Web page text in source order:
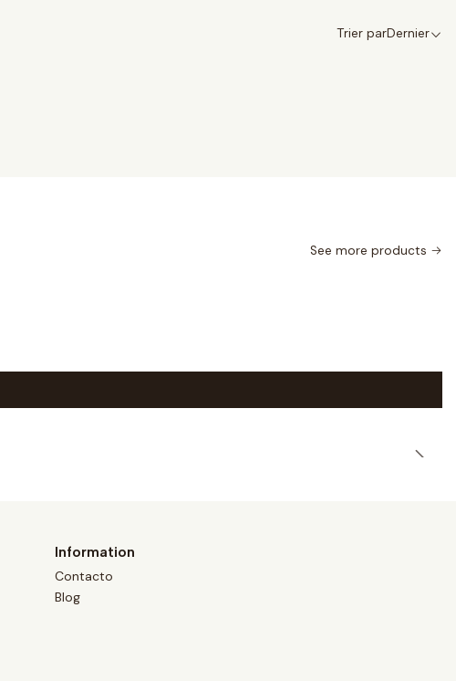
Trier parDernier
See more products
Information
Contacto
Blog